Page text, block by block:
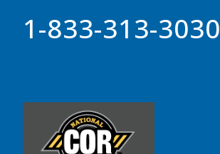
1-833-313-3030